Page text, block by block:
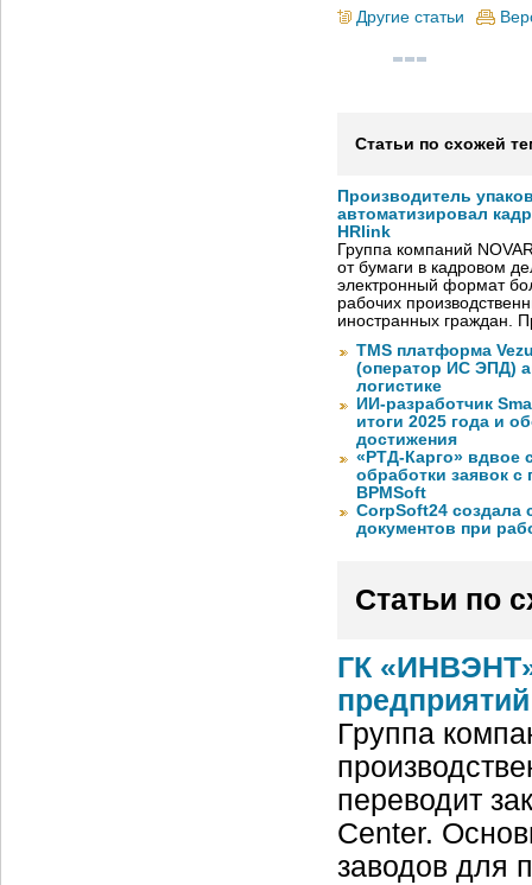
Другие статьи
Статьи по схожей
Производитель
автоматизировал
HRlink
Группа компаний
от бумаги в кадровом
электронный формат
рабочих
иностранных граждан.
TMS платформа
(оператор ИС ЭПД)
логистике
ИИ-разработчик
итоги 2025 года и
достижения
«РТД-Карго» вдвое
обработки заявок
BPMSoft
CorpSoft24 создала
документов при
Статьи по
ГК
Группа
переводит
Center.
заводов для